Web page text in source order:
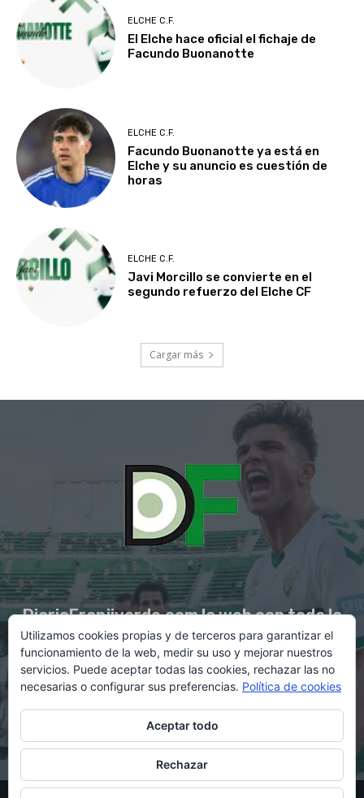
ELCHE C.F.
El Elche hace oficial el fichaje de
Facundo Buonanotte
ELCHE C.F.
Facundo Buonanotte ya está en
Elche y su anuncio es cuestión de
horas
ELCHE C.F.
Javi Morcillo se convierte en el
segundo refuerzo del Elche CF
Cargar más
DiarioFranjiverde.com la web con toda la
información del Elche C.F.
Contacto en:diario@franjiverde.com
© Copyright 2021 - Gestión y diseño por Rubén Maestre
Utilizamos cookies propias y de terceros para garantizar el
funcionamiento de la web, medir su uso y mejorar nuestros
servicios. Puede aceptar todas las cookies, rechazar las no
necesarias o configurar sus preferencias. Política de cookies
Aceptar todo
Rechazar